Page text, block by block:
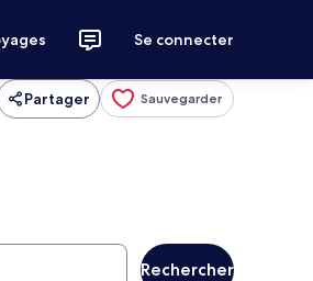
Se connecter
Partager Sauvegarder
Rechercher